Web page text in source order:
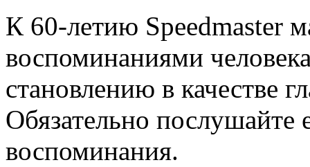
К 60-летию Speedmaster
воспоминаниями
становлению в качестве
Обязательно послушайте
воспоминания.